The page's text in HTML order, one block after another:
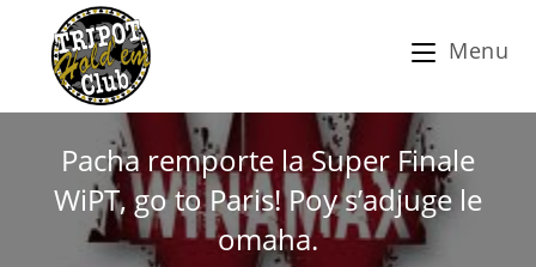
Menu
Pacha remporte la Super Finale
WiPT, go to Paris! Poy s’adjuge le
omaha.